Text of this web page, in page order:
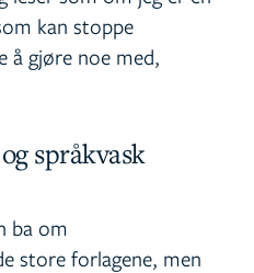
kan stoppe
å gjøre noe med,
språkvask
ba om
store forlagene, men